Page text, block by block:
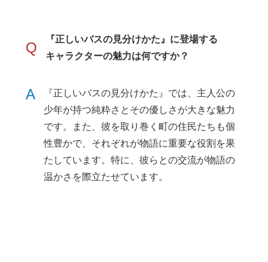
Q
『正しいバスの見分けかた』に登場する
キャラクターの魅力は何ですか？
A
『正しいバスの見分けかた』では、主人公の
少年が持つ純粋さとその優しさが大きな魅力
です。また、彼を取り巻く町の住民たちも個
性豊かで、それぞれが物語に重要な役割を果
たしています。特に、彼らとの交流が物語の
温かさを際立たせています。